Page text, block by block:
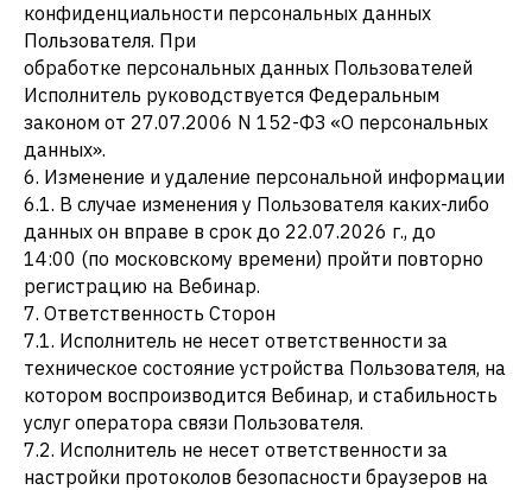
конфиденциальности персональных данных
Пользователя. При
обработке персональных данных Пользователей
Исполнитель руководствуется Федеральным
законом от 27.07.2006 N 152-ФЗ «О персональных
данных».
6. Изменение и удаление персональной информации
6.1. В случае изменения у Пользователя каких-либо
данных он вправе в срок до 22.07.2026 г., до
14:00 (по московскому времени) пройти повторно
регистрацию на Вебинар.
7. Ответственность Сторон
7.1. Исполнитель не несет ответственности за
техническое состояние устройства Пользователя, на
котором воспроизводится Вебинар, и стабильность
услуг оператора связи Пользователя.
7.2. Исполнитель не несет ответственности за
настройки протоколов безопасности браузеров на